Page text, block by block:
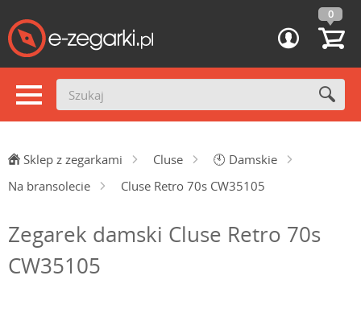
0
Sklep z zegarkami Cluse 🕙 Damskie
Na bransolecie
Cluse Retro 70s CW35105
Zegarek damski Cluse Retro 70s
CW35105